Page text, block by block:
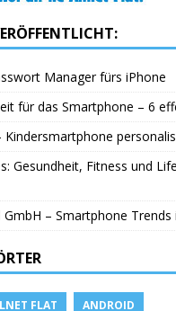
Manager fürs iPhone
für das Smartphone – 6
Kindersmartphone
Gesundheit, Fitness und
– Smartphone
FLAT ANDROID